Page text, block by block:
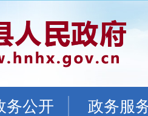
务公开 政务服